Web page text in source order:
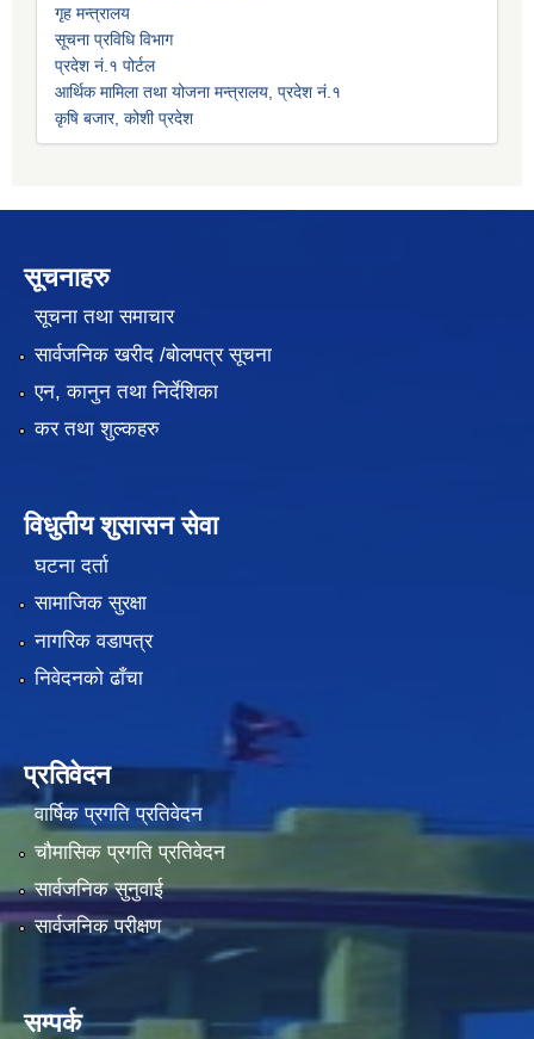
गृह मन्त्रालय
सूचना प्रविधि विभाग
प्रदेश नं.१ पोर्टल
आर्थिक मामिला तथा योजना मन्त्रालय, प्रदेश नं.१
कृषि बजार, कोशी प्रदेश
सूचनाहरु
सूचना तथा समाचार
सार्वजनिक खरीद /बोलपत्र सूचना
एन, कानुन तथा निर्देशिका
कर तथा शुल्कहरु
विधुतीय शुसासन सेवा
घटना दर्ता
सामाजिक सुरक्षा
नागरिक वडापत्र
निवेदनको ढाँचा
प्रतिवेदन
वार्षिक प्रगति प्रतिवेदन
चौमासिक प्रगति प्रतिवेदन
सार्वजनिक सुनुवाई
सार्वजनिक परीक्षण
सम्पर्क